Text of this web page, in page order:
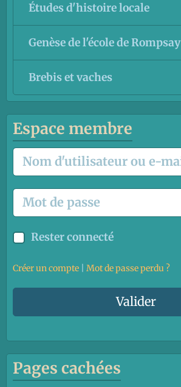
Études d'histoire locale
Genèse de l'école de Rompsay
Brebis et vaches
Espace membre
Rester connecté
Créer un compte Mot de passe perdu ?
Valider
Pages cachées